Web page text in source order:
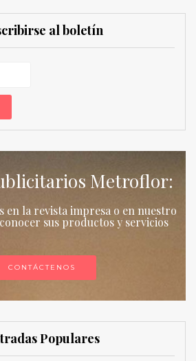
al boletín
Metroflor:
en la revista impresa o en nuestro
sus productos y servicios
CONTÁCTENOS
Populares